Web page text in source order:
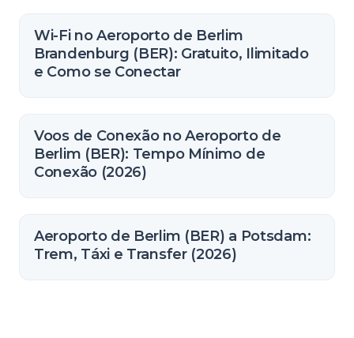
Wi-Fi no Aeroporto de Berlim
Brandenburg (BER): Gratuito, Ilimitado
e Como se Conectar
Voos de Conexão no Aeroporto de
Berlim (BER): Tempo Mínimo de
Conexão (2026)
Aeroporto de Berlim (BER) a Potsdam:
Trem, Táxi e Transfer (2026)